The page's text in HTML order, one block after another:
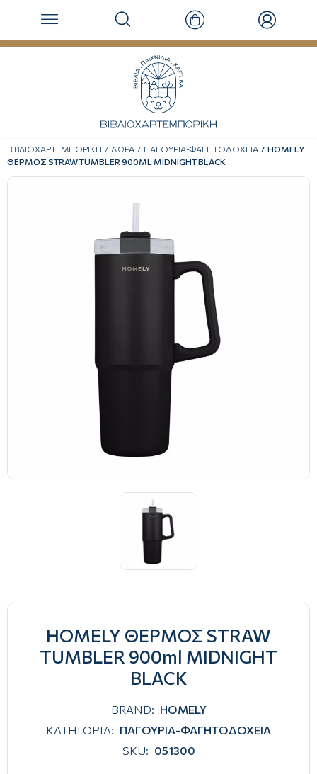
ΒΙΒΛΙΟΧΑΡΤΕΜΠΟΡΙΚΗ ΔΩΡΑ ΠΑΓΟΥΡΙΑ-ΦΑΓΗΤΟΔΟΧΕΙΑ
HOMELY
ΘΕΡΜΟΣ STRAW TUMBLER 900ML MIDNIGHT BLACK
HOMELY ΘΕΡΜΟΣ STRAW
TUMBLER 900ml MIDNIGHT
BLACK
BRAND: HOMELY
ΚΑΤΗΓΟΡΙΑ: ΠΑΓΟΥΡΙΑ-ΦΑΓΗΤΟΔΟΧΕΙΑ
SKU: 051300